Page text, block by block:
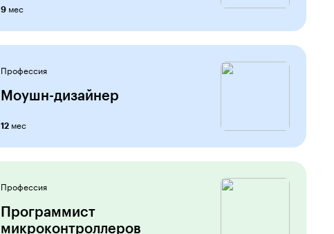
9 мес
Профессия
Моушн-дизайнер
12 мес
Профессия
Программист
микроконтролле­ров